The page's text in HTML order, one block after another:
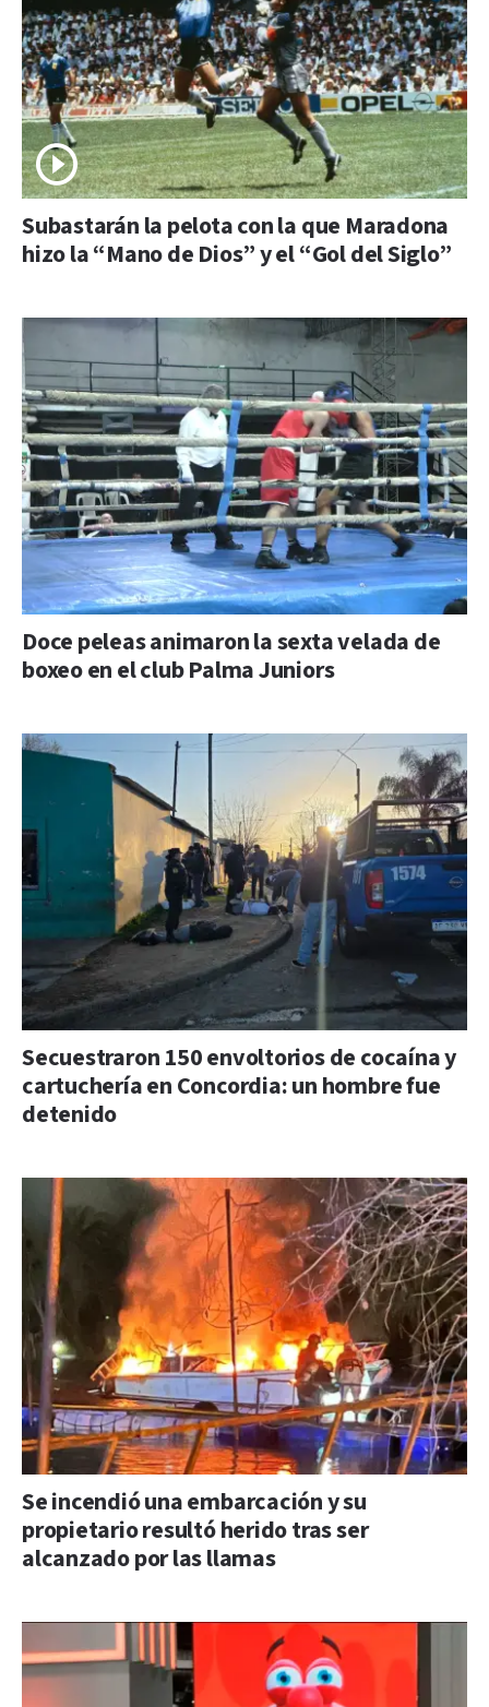
Subastarán la pelota con la que Maradona
hizo la “Mano de Dios” y el “Gol del Siglo”
Doce peleas animaron la sexta velada de
boxeo en el club Palma Juniors
Secuestraron 150 envoltorios de cocaína y
cartuchería en Concordia: un hombre fue
detenido
Se incendió una embarcación y su
propietario resultó herido tras ser
alcanzado por las llamas